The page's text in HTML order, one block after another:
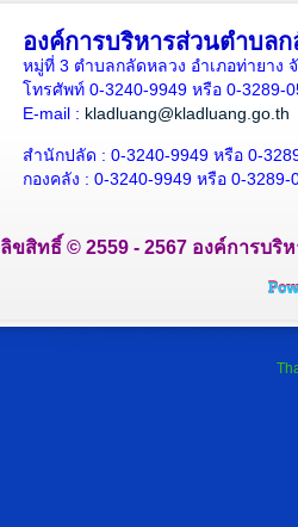
องค์การบริหารส่วนตำบลก
หมู่ที่ 3 ตำบลกลัดหลวง อำเภอท่ายาง
โทรศัพท์ 0-3240-9949 หรือ 0-3289-
E-mail : kladluang@kladluang.go.th
สำนักปลัด : 0-3240-9949 หรือ 0-
กองคลัง : 0-3240-9949 หรือ 0-3289-
ลิขสิทธิ์ © 2559 - 2567 องค์การบริ